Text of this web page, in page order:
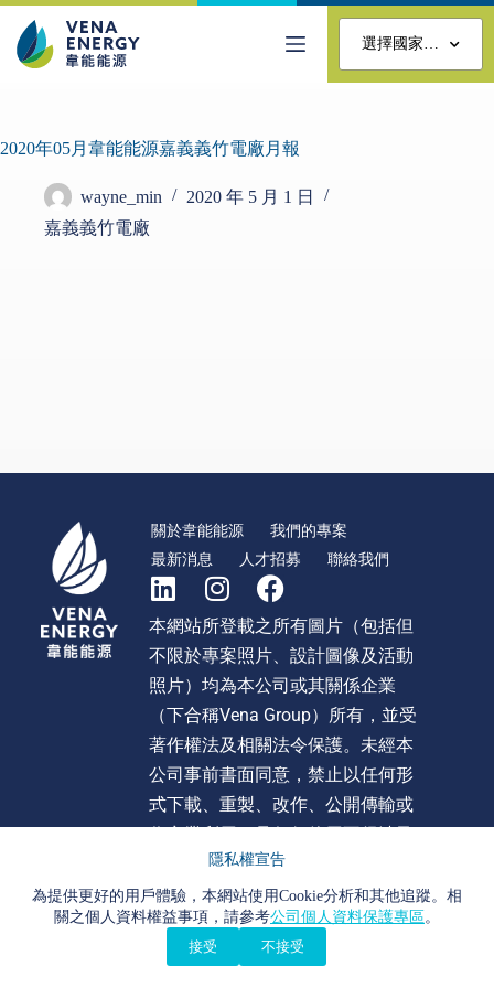
隱私權宣告
為提供更好的用戶體驗，本網站使用Cookie分析和其他追蹤。相
關之個人資料權益事項，請參考公司個人資料保護專區。
接受
不接受
選擇國家…
2020年05月韋能能源嘉義義竹電廠月報
wayne_min
2020 年 5 月 1 日
嘉義義竹電廠
關於韋能能源
我們的專案
最新消息
人才招募 聯絡我們
本網站所登載之所有圖片（包括但
不限於專案照片、設計圖像及活動
照片）均為本公司或其關係企業
（下合稱Vena Group）所有，並受
著作權法及相關法令保護。未經本
公司事前書面同意，禁止以任何形
式下載、重製、改作、公開傳輸或
作商業利用。且任何使用不得涉及
不當影射、詆毀或貶損 Vena Group
或旗下任何公司之形象或商譽。違
者本公司將依法追究法律責任。